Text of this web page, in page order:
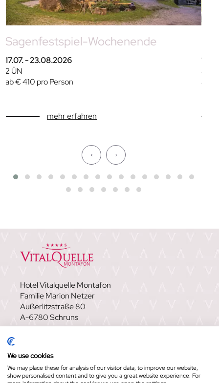
We use cookies
We may place these for analysis of our visitor data, to improve our website,
show personalised content and to give you a great website experience. For
Sagenfestspiel-Wochenende
17.07. - 23.08.2026
2 ÜN
ab € 410 pro Person
mehr erfahren
ab 4
ab €
‹ ›
Hotel Vitalquelle Montafon
Familie Marion Netzer
Außerlitzstraße 80
A-6780 Schruns
WELLNESSHOTEL IN SCHRUNS